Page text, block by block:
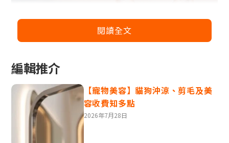
閱讀全文
編輯推介
【寵物美容】貓狗沖涼、剪毛及美
容收費知多點
2026年7月28日